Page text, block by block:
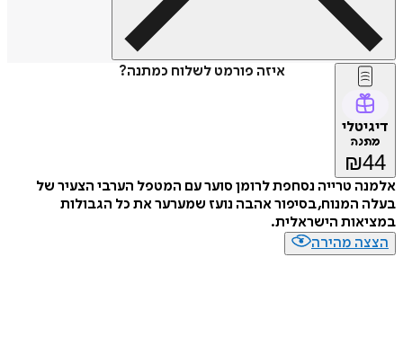
איזה פורמט לשלוח כמתנה?
דיגיטלי
מתנה
₪44
אלמנה טרייה נסחפת לרומן סוער עם המטפל הערבי הצעיר של
בעלה המנוח, בסיפור אהבה נועז שמערער את כל הגבולות
במציאות הישראלית.
הצצה מהירה